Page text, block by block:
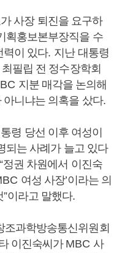
사장 퇴진을 요구하
획홍보본부장직을 수
력이 있다. 지난 대통령
필립 전 정수장학회
지분 매각을 논의해
니냐는 의혹을 샀다.
령 당선 이후 여성이
되는 사례가 늘고 있다
“정권 차원에서 이진숙
여성 사장’이라는 의
”이라고 말했다.
조과학방송통신위원회
이진숙씨가MBC 사